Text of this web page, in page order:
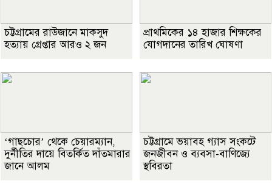
চট্টগ্রামের রাউজানে মাকসুদ
হত্যায় গ্রেপ্তার আরও ২ জন
প্রাথমিকের ১৪ হাজার শিক্ষকের
যোগদানের তারিখ ঘোষণা
‘গাছচোর’ থেকে চেয়ারম্যান,
দুর্নীতির দায়ে বিতর্কিত দাঁতমারার
জানে আলম
চট্টগ্রামে ভয়াবহ গ্যাস সংকটে
জনজীবন ও ব্যবসা-বাণিজ্যে
স্থবিরতা